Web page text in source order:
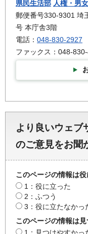
県民生活部 人権・男
郵便番号330-9301 埼
号 本庁舎3階
電話： 048-830-2927
ファックス：048-
より良いウェブ
のご意見をお聞
このページの情報は
1：役に立った
2：ふつう
3：役に立たなかっ
このページの情報は
1：見つけやすかっ